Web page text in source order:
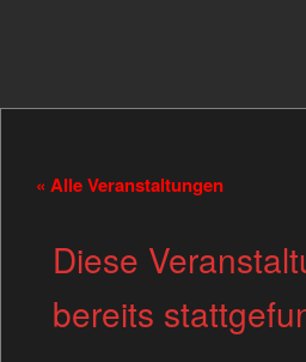
« Alle Veranstaltungen
Diese
bereits